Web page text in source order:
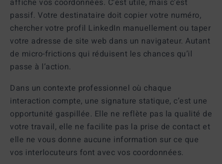
affiche vos coordonnées. C’est utile, mais c’est
passif. Votre destinataire doit copier votre numéro,
chercher votre profil LinkedIn manuellement ou taper
votre adresse de site web dans un navigateur. Autant
de micro-frictions qui réduisent les chances qu’il
passe à l’action.
Dans un contexte professionnel où chaque
interaction compte, une signature statique, c’est une
opportunité gaspillée. Elle ne reflète pas la qualité de
votre travail, elle ne facilite pas la prise de contact et
elle ne vous donne aucune information sur ce que
vos interlocuteurs font avec vos coordonnées.